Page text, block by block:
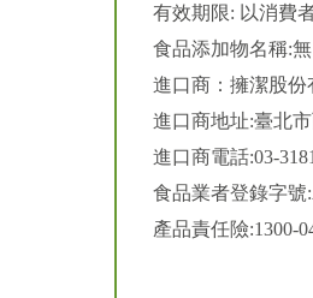
有效期限: 以消費
食品添加物名稱:無
進口商：擁潔股份
進口商地址:臺北
進口商電話:03-
食品業者登錄字號
產品責任險:1300-